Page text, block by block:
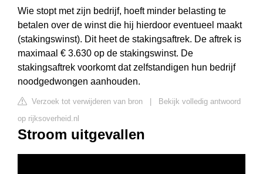
Wie stopt met zijn bedrijf, hoeft minder belasting te
betalen over de winst die hij hierdoor eventueel maakt
(stakingswinst). Dit heet de stakingsaftrek. De aftrek is
maximaal € 3.630 op de stakingswinst. De
stakingsaftrek voorkomt dat zelfstandigen hun bedrijf
noodgedwongen aanhouden.
Verzoek tot verwijderen van bron
Bekijk volledig antwoord
op rijksoverheid.nl
Stroom uitgevallen